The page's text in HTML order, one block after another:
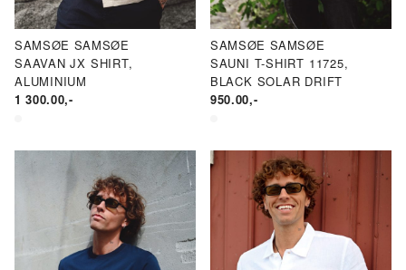
SAMSØE SAMSØE
SAAVAN JX SHIRT,
ALUMINIUM
1 300.00,-
SAMSØE SAMSØE
SAUNI T-SHIRT 11725,
BLACK SOLAR DRIFT
950.00,-